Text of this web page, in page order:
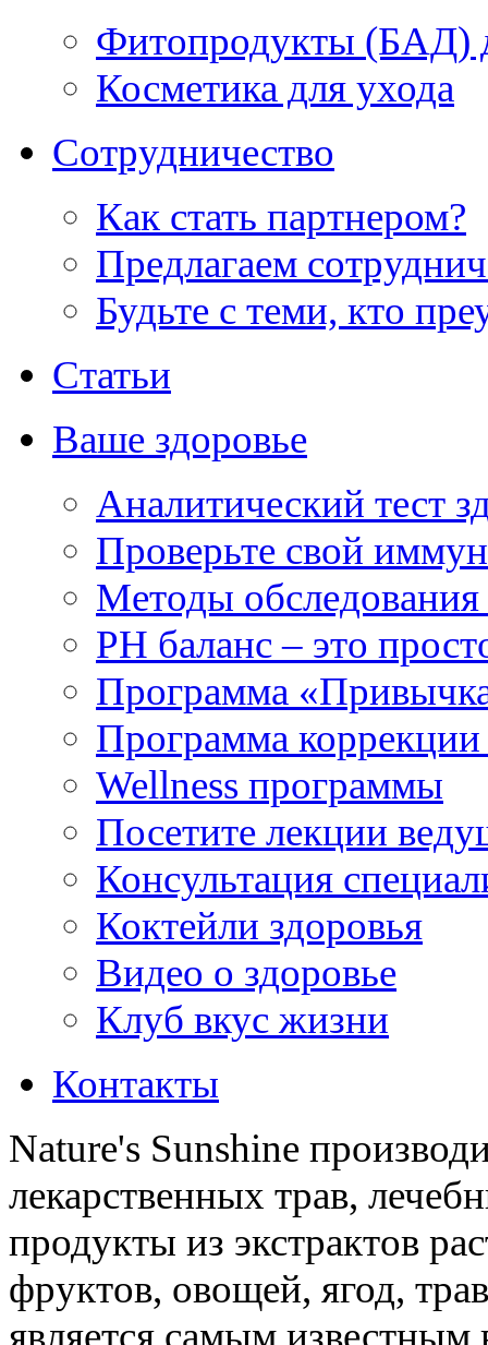
Фитопродукты (БАД)
Косметика для ухода
Сотрудничество
Как стать партнером?
Предлагаем
Будьте с теми, кто
Статьи
Ваше здоровье
Аналитический тест
Проверьте свой
Методы обследования
РH баланс – это
Программа
Программа коррекции
Wellness программы
Посетите лекции
Консультация
Коктейли здоровья
Видео о здоровье
Клуб вкус жизни
Контакты
Nature's Sunshine
лекарственных трав,
продукты из экстрактов
фруктов, овощей, ягод,
является самым